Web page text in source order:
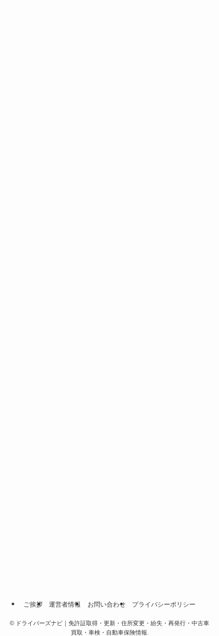
ご挨拶 運営者情報 お問い合わせ プライバシーポリシー
© ドライバーズナビ｜免許証取得・更新・住所変更・紛失・再発行・中古車
買取・車検・自動車保険情報.